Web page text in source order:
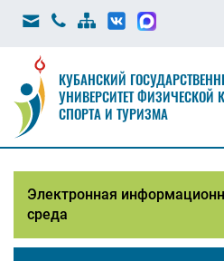
КУБАНСКИЙ
УНИВЕРСИТЕТ ФИЗИЧЕСКОЙ
СПОРТА И ТУРИЗМА
Электронная
среда